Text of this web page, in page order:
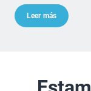
Leer más